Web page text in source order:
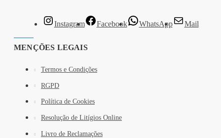
Instagram Facebook WhatsApp Mail
MENÇÕES LEGAIS
Termos e Condições
RGPD
Política de Cookies
Resolução de Litígios Online
Livro de Reclamações